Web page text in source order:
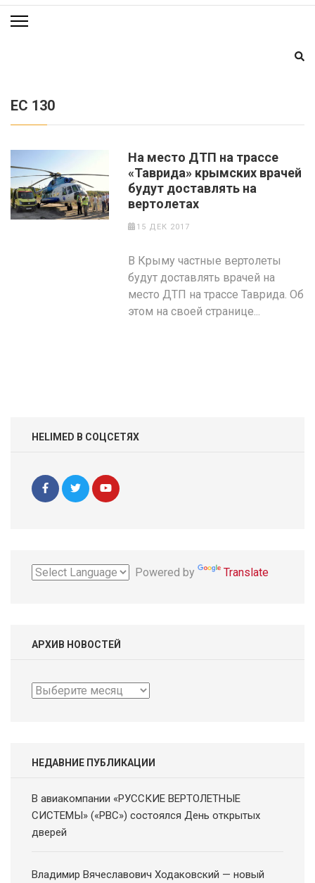
EC 130
На место ДТП на трассе
«Таврида» крымских врачей
будут доставлять на
вертолетах
15 ДЕК 2017
В Крыму частные вертолеты
будут доставлять врачей на
место ДТП на трассе Таврида. Об
этом на своей странице...
HELIMED В СОЦСЕТЯХ
Powered by Translate
АРХИВ НОВОСТЕЙ
Архив
НЕДАВНИЕ ПУБЛИКАЦИИ
В авиакомпании «РУССКИЕ ВЕРТОЛЕТНЫЕ
СИСТЕМЫ» («РВС») состоялся День открытых
дверей
Владимир Вячеславович Ходаковский — новый